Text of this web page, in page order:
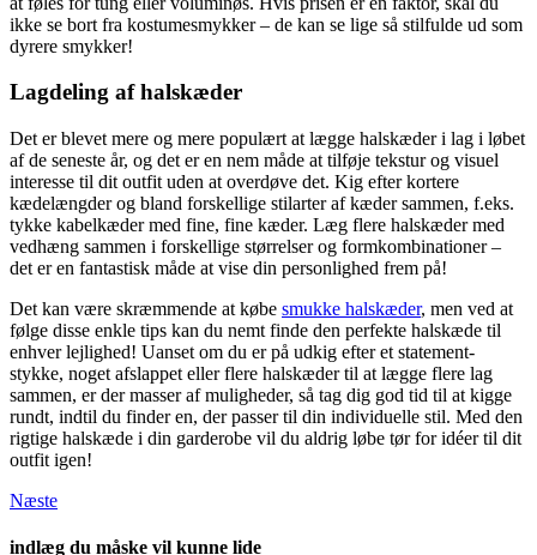
ikke se bort fra kostumesmykker – de kan se lige så stilfulde ud som
dyrere smykker!
Lagdeling af halskæder
Det er blevet mere og mere populært at lægge halskæder i lag i løbet
af de seneste år, og det er en nem måde at tilføje tekstur og visuel
interesse til dit outfit uden at overdøve det. Kig efter kortere
kædelængder og bland forskellige stilarter af kæder sammen, f.eks.
tykke kabelkæder med fine, fine kæder. Læg flere halskæder med
vedhæng sammen i forskellige størrelser og formkombinationer –
det er en fantastisk måde at vise din personlighed frem på!
Det kan være skræmmende at købe smukke halskæder, men ved at
følge disse enkle tips kan du nemt finde den perfekte halskæde til
enhver lejlighed! Uanset om du er på udkig efter et statement-
stykke, noget afslappet eller flere halskæder til at lægge flere lag
sammen, er der masser af muligheder, så tag dig god tid til at kigge
rundt, indtil du finder en, der passer til din individuelle stil. Med den
rigtige halskæde i din garderobe vil du aldrig løbe tør for idéer til dit
outfit igen!
Næste
indlæg du måske vil kunne lide